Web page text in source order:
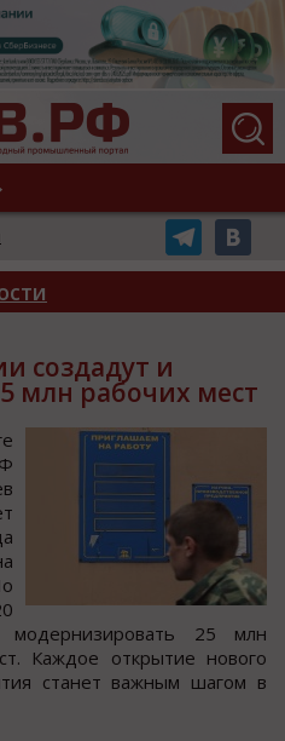
создадут и
млн рабочих мест
25 млн
Каждое открытие нового
станет важным шагом в